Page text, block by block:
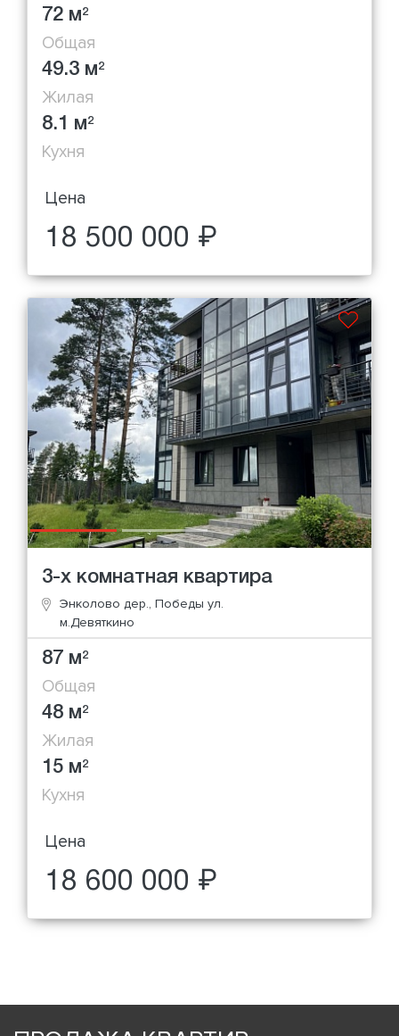
72 м2
Общая
49.3 м2
Жилая
8.1 м2
Кухня
Цена
18 500 000 ₽
3-х комнатная квартира
Энколово дер., Победы ул.
м.Девяткино
87 м2
Общая
48 м2
Жилая
15 м2
Кухня
Цена
18 600 000 ₽